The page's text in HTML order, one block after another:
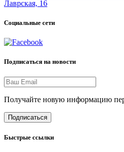
Лаврская, 16
Социальные сети
Подписаться на новости
Получайте новую информацию
Подписаться
Быстрые ссылки